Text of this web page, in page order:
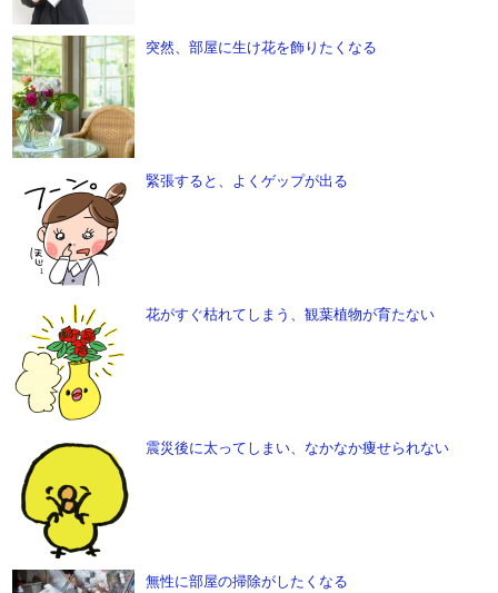
突然、部屋に生け花を飾りたくなる
緊張すると、よくゲップが出る
花がすぐ枯れてしまう、観葉植物が育たない
震災後に太ってしまい、なかなか痩せられない
無性に部屋の掃除がしたくなる